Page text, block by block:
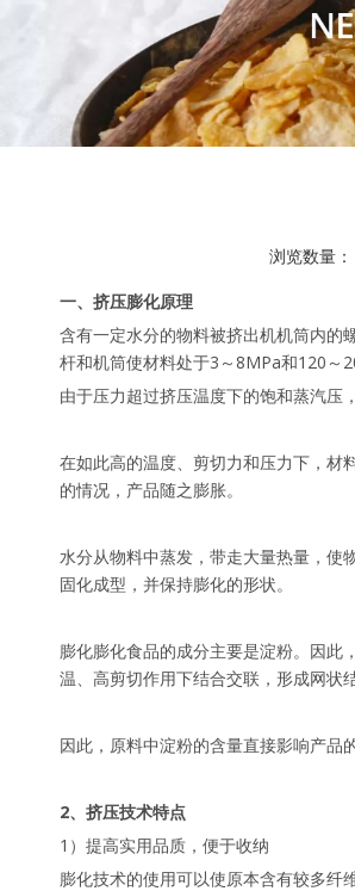
浏览数量
一、挤压膨化原理
含有一定水分的物料被挤出机机筒内的
杆和机筒使材料处于3～8MPa和120～
由于压力超过挤压温度下的饱和蒸汽压
在如此高的温度、剪切力和压力下，材
的情况，产品随之膨胀。
水分从物料中蒸发，带走大量热量，
固化成型，并保持膨化的形状。
膨化膨化食品的成分主要是淀粉。因此
温、高剪切作用下结合交联，形成网状
因此，原料中淀粉的含量直接影响产品
2、挤压技术特点
1）提高实用品质，便于收纳
膨化技术的使用可以使原本含有较多纤